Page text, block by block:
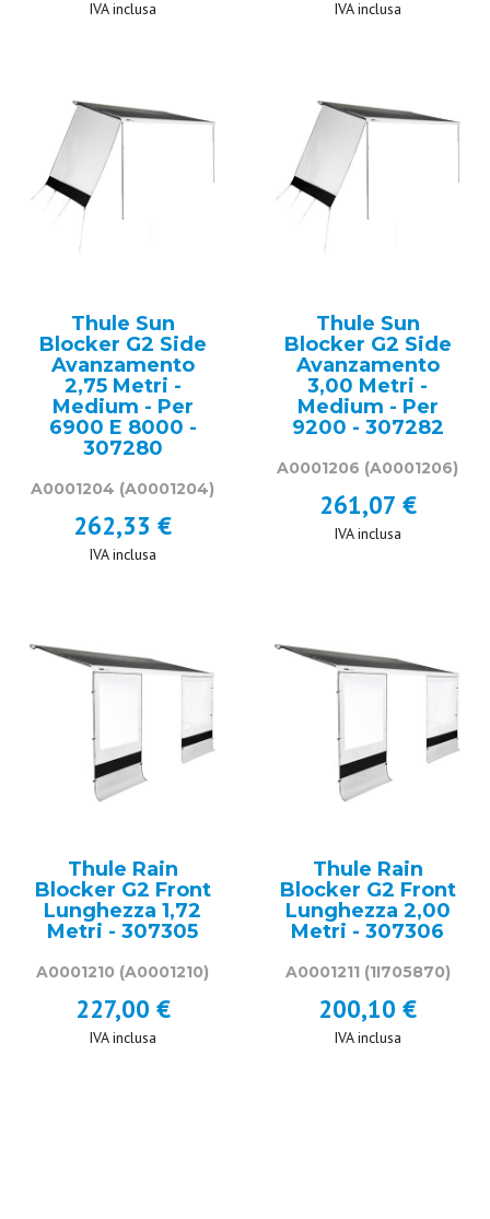
IVA inclusa IVA inclusa
Thule Sun
Blocker G2 Side
Avanzamento
2,75 Metri -
Medium - Per
6900 E 8000 -
307280
A0001204 (A0001204)
262,33 €
IVA inclusa
Thule Sun
Blocker G2 Side
Avanzamento
3,00 Metri -
Medium - Per
9200 - 307282
A0001206 (A0001206)
261,07 €
IVA inclusa
Thule Rain
Blocker G2 Front
Lunghezza 1,72
Metri - 307305
A0001210 (A0001210)
227,00 €
IVA inclusa
Thule Rain
Blocker G2 Front
Lunghezza 2,00
Metri - 307306
A0001211 (1I705870)
200,10 €
IVA inclusa